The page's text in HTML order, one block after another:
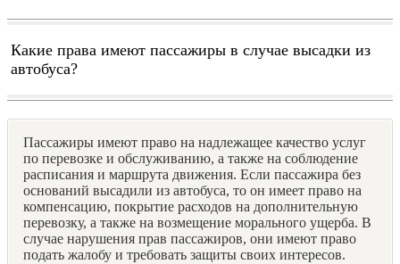
Какие права имеют пассажиры в случае высадки из
автобуса?
Пассажиры имеют право на надлежащее качество услуг
по перевозке и обслуживанию, а также на соблюдение
расписания и маршрута движения. Если пассажира без
оснований высадили из автобуса, то он имеет право на
компенсацию, покрытие расходов на дополнительную
перевозку, а также на возмещение морального ущерба. В
случае нарушения прав пассажиров, они имеют право
подать жалобу и требовать защиты своих интересов.